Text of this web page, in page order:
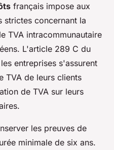
français impose aux
strictes concernant la
TVA intracommunautaire
L'article 289 C du
entreprises s'assurent
TVA de leurs clients
de TVA sur leurs
les preuves de
minimale de six ans.